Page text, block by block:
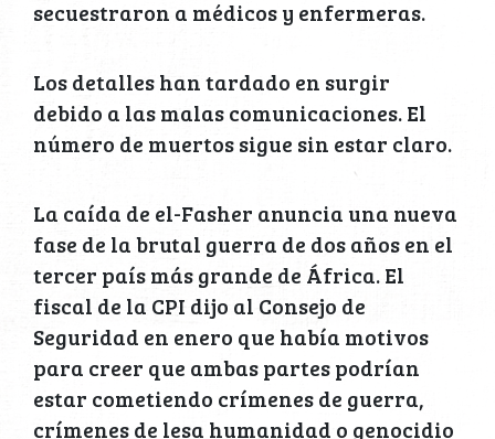
secuestraron a médicos y enfermeras.
Los detalles han tardado en surgir
debido a las malas comunicaciones. El
número de muertos sigue sin estar claro.
La caída de el-Fasher anuncia una nueva
fase de la brutal guerra de dos años en el
tercer país más grande de África. El
fiscal de la CPI dijo al Consejo de
Seguridad en enero que había motivos
para creer que ambas partes podrían
estar cometiendo crímenes de guerra,
crímenes de lesa humanidad o genocidio